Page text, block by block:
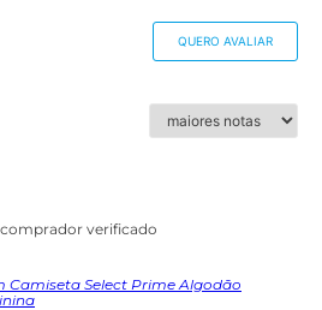
QUERO AVALIAR
comprador verificado
Select Prime Algodão